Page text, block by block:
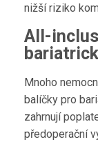
nižší riziko
All-
Mnoho
balíčky pro
zahrnují
předoperační